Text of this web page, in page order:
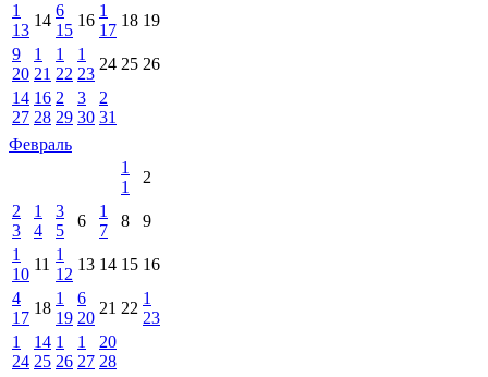
1
13
14
6
15
16
1
17
18 19
9
20
1
21
1
22
1
23
24 25 26
14
27
16
28
2
29
3
30
2
31
Февраль
1
1
2
2
3
1
4
3
5
6
1
7
8
9
1
10
11
1
12
13 14 15 16
4
17
18
1
19
6
20
21 22
1
23
1
24
14
25
1
26
1
27
20
28